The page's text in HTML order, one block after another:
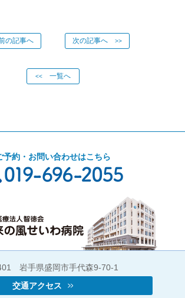
の記事へ 次の記事へ >>
<< 一覧へ
予約・お問い合わせはこちら
岩手県盛岡市手代森9-70-1
交通アクセス